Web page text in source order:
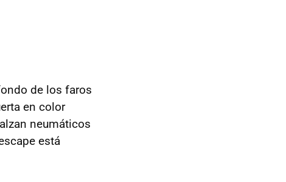
de los faros
en color
neumáticos
está